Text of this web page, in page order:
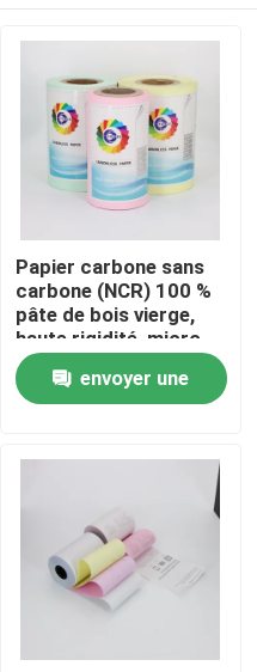
Papier carbone sans
carbone (NCR) 100 %
pâte de bois vierge,
haute rigidité, micro-
perforé
envoyer une